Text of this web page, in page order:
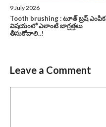
9 July 2026
Tooth brushing : టూత్ బ్రష్ ఎంపిక
విషయంలో ఎలాంటి జాగ్రత్తలు
తీసుకోవాలి..!
Leave a Comment